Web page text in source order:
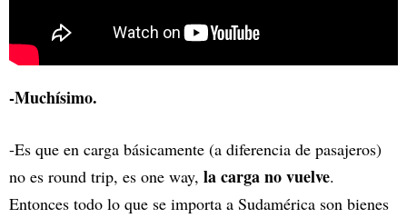
-Muchísimo.
-Es que en carga básicamente (a diferencia de pasajeros)
no es round trip, es one way, la carga no vuelve.
Entonces todo lo que se importa a Sudamérica son bienes